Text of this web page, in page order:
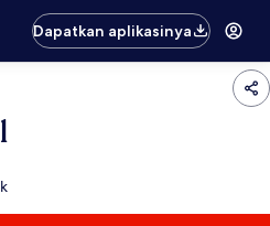
Dapatkan aplikasinya